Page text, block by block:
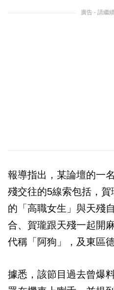
廣告 - 請繼
報導指出，某論壇的一
殘交往的5線索包括，
的「高職女生」與天殘
合、賀瓏跟天殘一起開
代稱「阿狗」，及東區
據悉，該節目過去曾爆